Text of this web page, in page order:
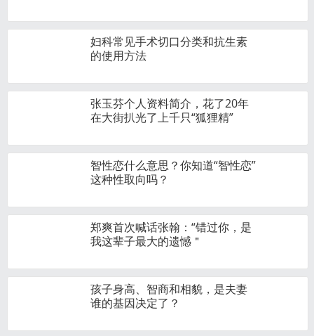
妇科常见手术切口分类和抗生素
的使用方法
张玉芬个人资料简介，花了20年
在大街扒光了上千只“狐狸精”
智性恋什么意思？你知道“智性恋”
这种性取向吗？
郑爽首次喊话张翰：“错过你，是
我这辈子最大的遗憾＂
孩子身高、智商和相貌，是夫妻
谁的基因决定了？